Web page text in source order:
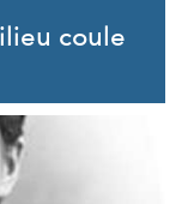
coule